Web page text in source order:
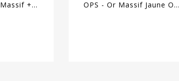
+
OPS - Or Massif Jaune Ou